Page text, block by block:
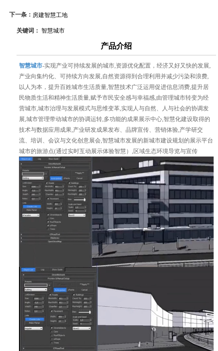
下一条： 房建智慧工地
关键词：智慧城市
产品介绍
智慧城市-实现产业可持续发展的城市,资源优化配置，经济又好又快的发展,
产业向集约化、可持续方向发展,自然资源得到合理利用并减少污染和浪费,
以人为本，提升百姓城市生活质量,智慧技术广泛运用促进信息消费,提升居
民物质生活和精神生活质量,赋予市民安全感与幸福感,由管理城市转变为经
营城市,城市治理与发展模式与思维变革,实现人与自然、人与社会的协调发
展,城市管理带动城市的协调运转,多功能的成果展示中心,智慧化建设取得的
技术与数据应用成果,产业研发成果发布、品牌宣传、营销体验,产学研交
流、培训、会议与文化创意展会,智慧城市发展的新城市建设规划的展示平台
城市的旅游点(通过实时互动展示体验智慧）,区域生态环境导览与宣传